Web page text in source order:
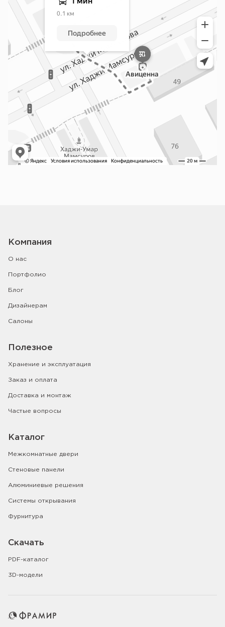
Компания
О нас
Портфолио
Блог
Дизайнерам
Салоны
Полезное
Хранение и эксплуатация
Заказ и оплата
Доставка и монтаж
Частые вопросы
Каталог
Межкомнатные двери
Стеновые панели
Алюминиевые решения
Системы открывания
Фурнитура
Скачать
PDF-каталог
3D-модели